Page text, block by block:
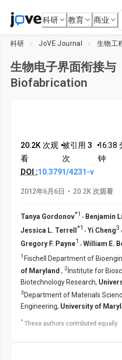
科研 教育 商业
科研 JoVE Journal 生物工
生物电子界面衔接与
Biofabrication
20.2K 次观
看
•被引用 3
次
•16:38
钟
DOI :10.3791/4231-v
2012年6月6日 • 20.2K 次观看
Tanya Gordonov*1 , Benjamin
Jessica L. Terrell*1 , Yi Cheng3 ,
Gregory F. Payne1 , William E.
1 Fischell Department of
of Maryland , 2 Institute for
Biotechnology Research,
3 Department of Materials
Engineering, University of
* These authors contributed equally